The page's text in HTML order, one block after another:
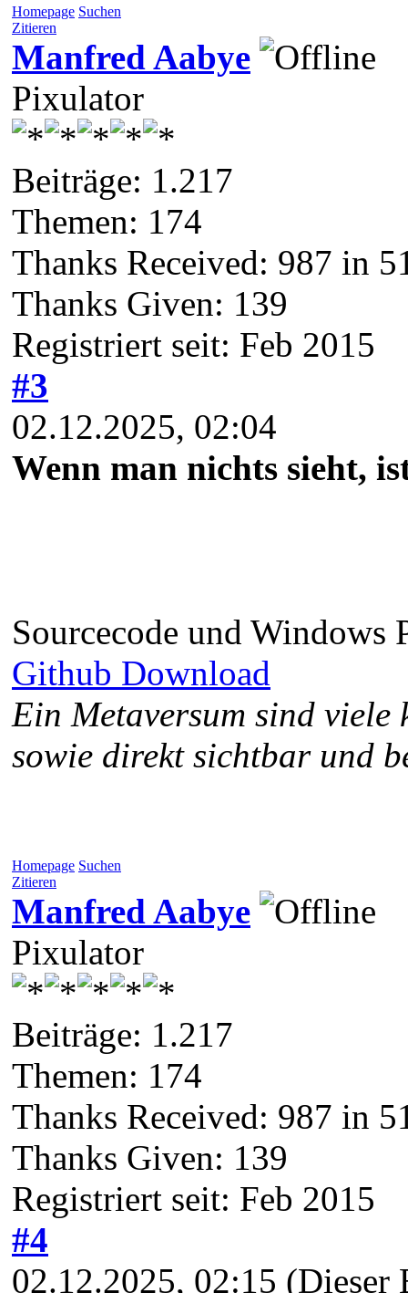
Homepage Suchen
Zitieren
Manfred Aabye
Pixulator
Beiträge: 1.217
Themen: 174
Thanks Received: 987 in
Thanks Given: 139
Registriert seit: Feb 2015
#3
02.12.2025, 02:04
Wenn man nichts sieht,
Sourcecode und Windows
Github Download
Ein Metaversum sind viele
sowie direkt sichtbar und
Homepage Suchen
Zitieren
Manfred Aabye
Pixulator
Beiträge: 1.217
Themen: 174
Thanks Received: 987 in
Thanks Given: 139
Registriert seit: Feb 2015
#4
02.12.2025, 02:15 (Dieser